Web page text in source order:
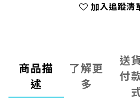
加入追蹤清
商品描
述
了解更
多
送
付